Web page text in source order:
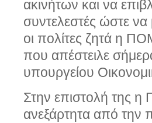
ακινήτων και να
συντελεστές ώστε
οι πολίτες ζητά η
που απέστειλε
υπουργείου
Στην επιστολή της η
ανεξάρτητα από την